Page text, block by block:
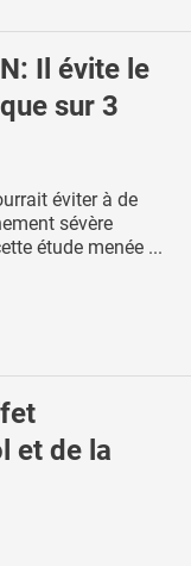
Il évite le
sur 3
éviter à de
sévère
étude menée ...
et de la